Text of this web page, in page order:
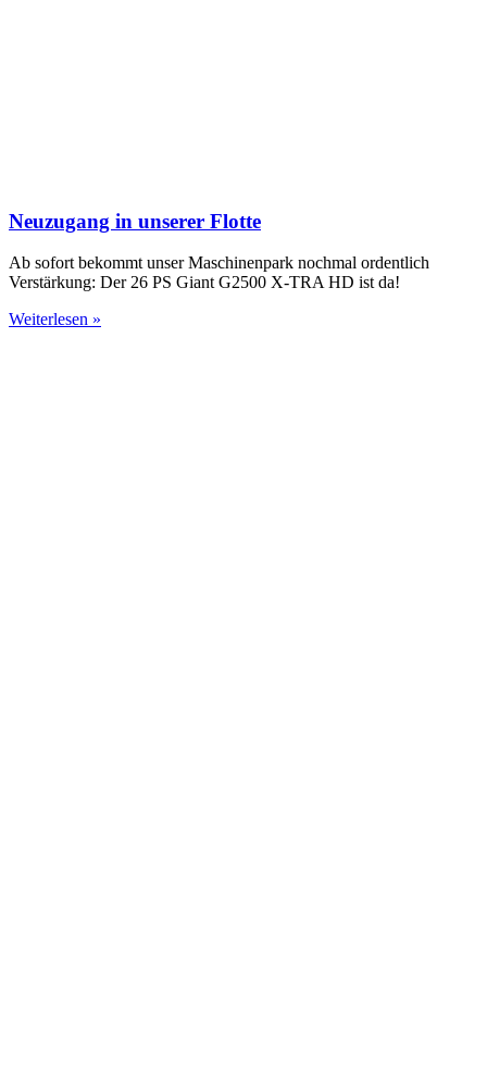
Neuzugang in unserer Flotte
Ab sofort bekommt unser Maschinenpark nochmal ordentlich
Verstärkung: Der 26 PS Giant G2500 X-TRA HD ist da!
Weiterlesen »